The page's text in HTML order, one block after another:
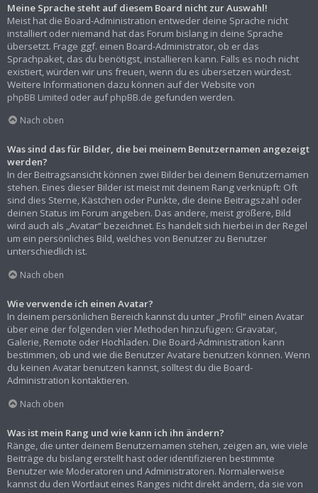
Meine Sprache steht auf diesem Board nicht zur Auswahl!
Meist hat die Board-Administration entweder deine Sprache nicht
installiert oder niemand hat das Forum bislang in deine Sprache
übersetzt. Frage ggf. einen Board-Administrator, ob er das
Sprachpaket, das du benötigst, installieren kann. Falls es noch nicht
existiert, würden wir uns freuen, wenn du es übersetzen würdest.
Weitere Informationen dazu können auf der Website von
phpBB Limited oder aufphpBB.de gefunden werden.
Nach oben
Was sind das für Bilder, die bei meinem Benutzernamen angezeigt
werden?
In der Beitragsansicht können zwei Bilder bei deinem Benutzernamen
stehen. Eines dieser Bilder ist meist mit deinem Rang verknüpft: Oft
sind dies Sterne, Kästchen oder Punkte, die deine Beitragszahl oder
deinen Status im Forum angeben. Das andere, meist größere, Bild
wird auch als „Avatar“ bezeichnet. Es handelt sich hierbei in der Regel
um ein persönliches Bild, welches von Benutzer zu Benutzer
unterschiedlich ist.
Nach oben
Wie verwende ich einen Avatar?
In deinem persönlichen Bereich kannst du unter „Profil“ einen Avatar
über eine der folgenden vier Methoden hinzufügen: Gravatar,
Galerie, Remote oder Hochladen. Die Board-Administration kann
bestimmen, ob und wie die Benutzer Avatare benutzen können. Wenn
du keinen Avatar benutzen kannst, solltest du die Board-
Administration kontaktieren.
Nach oben
Was ist mein Rang und wie kann ich ihn ändern?
Ränge, die unter deinem Benutzernamen stehen, zeigen an, wie viele
Beiträge du bislang erstellt hast oder identifizieren bestimmte
Benutzer wie Moderatoren und Administratoren. Normalerweise
kannst du den Wortlaut eines Ranges nicht direkt ändern, da sie von